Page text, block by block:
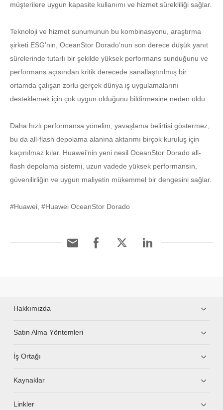
müşterilere uygun kapasite kullanımı ve hizmet sürekliliği sağlar.
Teknoloji ve hizmet sunumunun bu kombinasyonu, araştırma
şirketi ESG’nin, OceanStor Dorado’nun son derece düşük yanıt
sürelerinde tutarlı bir şekilde yüksek performans sunduğunu ve
performans açısından kritik derecede sanallaştırılmış bir
ortamda çalışan zorlu gerçek dünya iş uygulamalarını
desteklemek için çok uygun olduğunu bildirmesine neden oldu.
Daha hızlı performansa yönelim, yavaşlama belirtisi göstermez,
bu da all-flash depolama alanına aktarımı birçok kuruluş için
kaçınılmaz kılar. Huawei’nin yeni nesil OceanStor Dorado all-
flash depolama sistemi, uzun vadede yüksek performansın,
güvenilirliğin ve uygun maliyetin mükemmel bir dengesini sağlar.
#Huawei, #Huawei OceanStor Dorado
Hakkımızda
Satın Alma Yöntemleri
İş Ortağı
Kaynaklar
Linkler